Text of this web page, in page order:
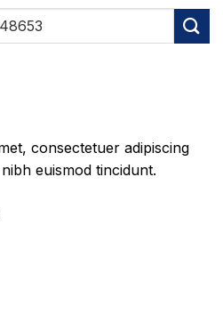
consectetuer adipiscing
euismod tincidunt.